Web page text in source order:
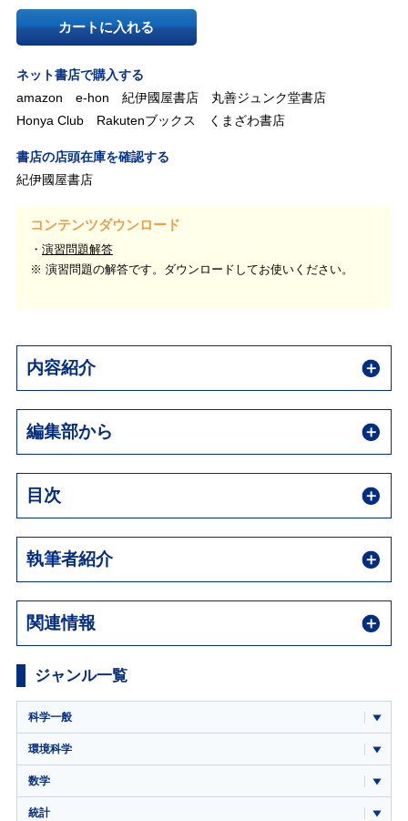
カートに入れる
ネット書店で購入する
amazon
e-hon 紀伊國屋書店
丸善ジュンク堂書店
Honya Club
Rakutenブックス くまざわ書店
書店の店頭在庫を確認する
紀伊國屋書店
コンテンツダウンロード
演習問題解答
※ 演習問題の解答です。ダウンロードしてお使いください。
内容紹介
編集部から
目次
執筆者紹介
関連情報
ジャンル一覧
科学一般
環境科学
数学
統計